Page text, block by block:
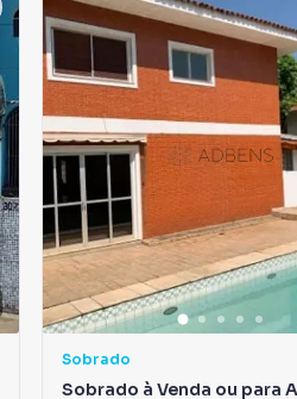
Sobrado
Sobrado à Venda ou para